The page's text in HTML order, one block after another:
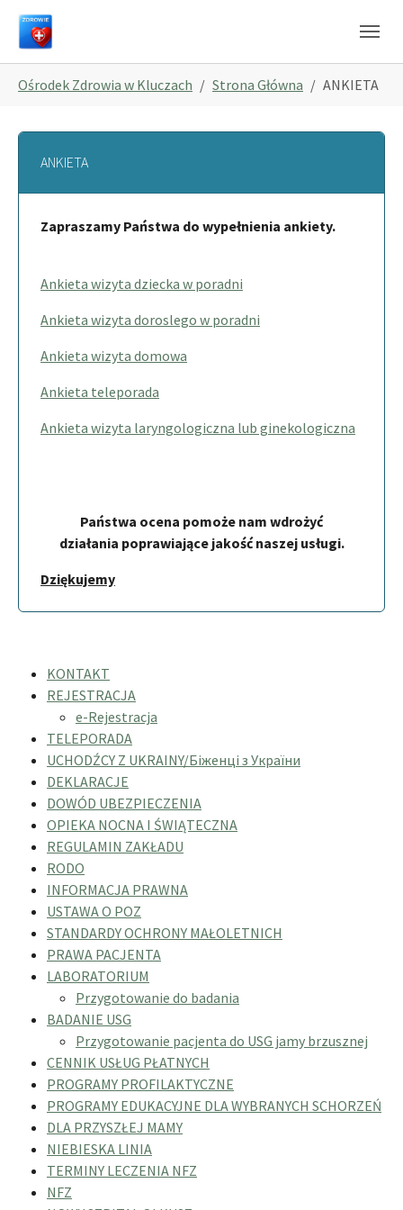
Skip to main navigation
Skip to main content
Skip to page footer
Ośrodek Zdrowia w Kluczach Strona Główna ANKIETA
ANKIETA
Zapraszamy Państwa do wypełnienia ankiety.
Ankieta wizyta dziecka w poradni
Ankieta wizyta doroslego w poradni
Ankieta wizyta domowa
Ankieta teleporada
Ankieta wizyta laryngologiczna lub ginekologiczna
Państwa ocena pomoże nam wdrożyć
działania poprawiające jakość naszej usługi.
Dziękujemy
KONTAKT
REJESTRACJA
e-Rejestracja
TELEPORADA
UCHODŹCY Z UKRAINY/Біженці з України
DEKLARACJE
DOWÓD UBEZPIECZENIA
OPIEKA NOCNA I ŚWIĄTECZNA
REGULAMIN ZAKŁADU
RODO
INFORMACJA PRAWNA
USTAWA O POZ
STANDARDY OCHRONY MAŁOLETNICH
PRAWA PACJENTA
LABORATORIUM
Przygotowanie do badania
BADANIE USG
Przygotowanie pacjenta do USG jamy brzusznej
CENNIK USŁUG PŁATNYCH
PROGRAMY PROFILAKTYCZNE
PROGRAMY EDUKACYJNE DLA WYBRANYCH SCHORZEŃ
DLA PRZYSZŁEJ MAMY
NIEBIESKA LINIA
TERMINY LECZENIA NFZ
NFZ